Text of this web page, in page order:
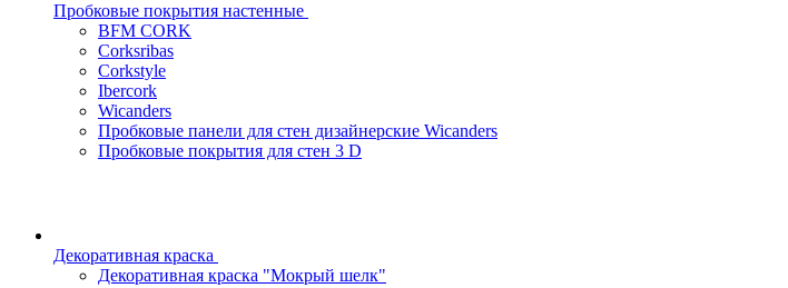
Пробковые покрытия настенные
BFM CORK
Corksribas
Corkstyle
Ibercork
Wicanders
Пробковые панели для стен дизайнерские Wicanders
Пробковые покрытия для стен 3 D
Декоративная краска
Декоративная краска "Мокрый шелк"